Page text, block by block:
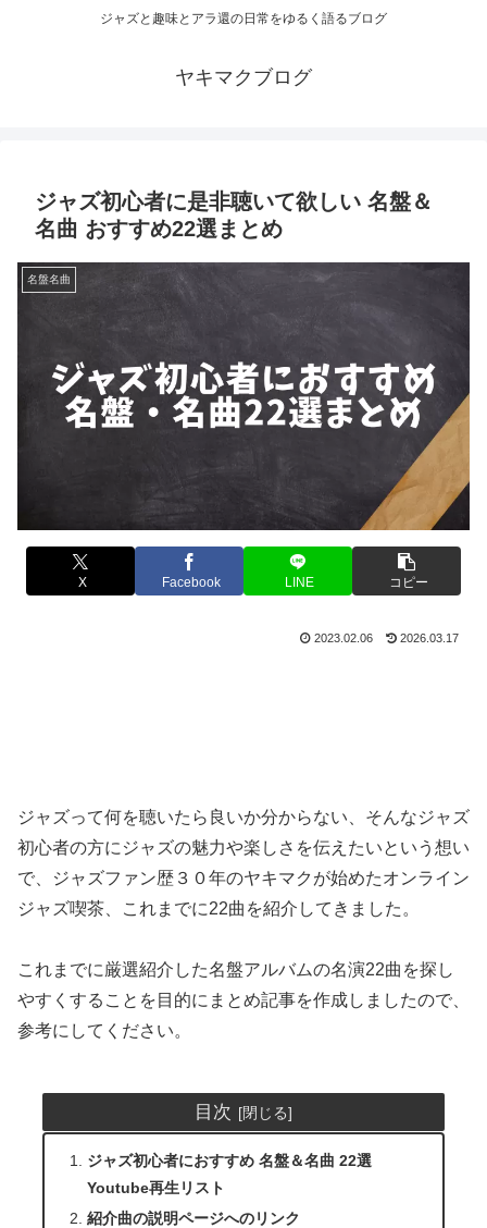
ジャズと趣味とアラ還の日常をゆるく語るブログ
ヤキマクブログ
ジャズ初心者に是非聴いて欲しい 名盤＆
名曲 おすすめ22選まとめ
名盤名曲
X Facebook LINE コピー
2023.02.06 2026.03.17
ジャズって何を聴いたら良いか分からない、そんなジャズ
初心者の方にジャズの魅力や楽しさを伝えたいという想い
で、ジャズファン歴３０年のヤキマクが始めたオンライン
ジャズ喫茶、これまでに22曲を紹介してきました。
これまでに厳選紹介した名盤アルバムの名演22曲を探し
やすくすることを目的にまとめ記事を作成しましたので、
参考にしてください。
目次
ジャズ初心者におすすめ 名盤＆名曲 22選
Youtube再生リスト
紹介曲の説明ページへのリンク